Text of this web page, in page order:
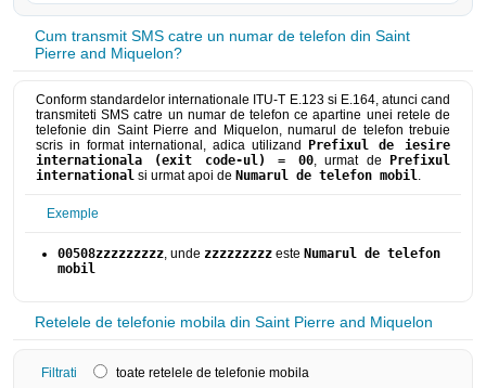
Cum transmit SMS catre un numar de telefon din Saint
Pierre and Miquelon?
Conform standardelor internationale ITU-T E.123 si E.164, atunci cand
transmiteti SMS catre un numar de telefon ce apartine unei retele de
telefonie din Saint Pierre and Miquelon, numarul de telefon trebuie
scris in format international, adica utilizand
Prefixul de iesire
internationala (exit code-ul) = 00, urmat de
Prefixul
international si urmat apoi de Numarul de telefon mobil.
Exemple
00508zzzzzzzzz, unde zzzzzzzzz este Numarul de telefon
mobil
Retelele de telefonie mobila din Saint Pierre and Miquelon
Filtrati toate retelele de telefonie mobila